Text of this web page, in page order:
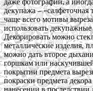
даже фотографий, а
декупажа – «салфеточная
чаще всего мотивы
использовать
Декорировать можно
металлические изделия,
можно дать второе
горшкам или наскучившей
покрытии предмета
покраски предмета